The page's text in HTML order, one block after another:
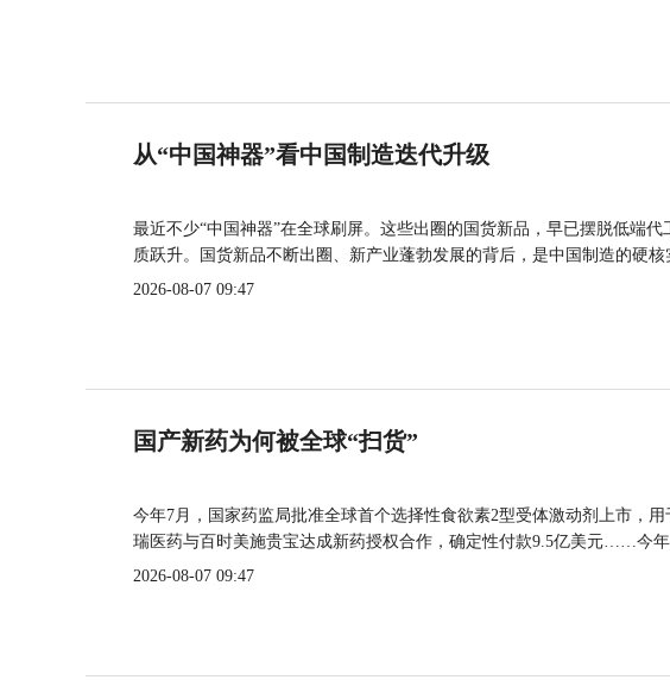
从“中国神器”看中国制造迭代升级
最近不少“中国神器”在全球刷屏。这些出圈的国货新品，早已摆脱低端
质跃升。国货新品不断出圈、新产业蓬勃发展的背后，是中国制造的硬核
2026-08-07 09:47
国产新药为何被全球“扫货”
今年7月，国家药监局批准全球首个选择性食欲素2型受体激动剂上市，
瑞医药与百时美施贵宝达成新药授权合作，确定性付款9.5亿美元……今年
2026-08-07 09:47